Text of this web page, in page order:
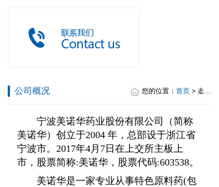
公司概况 您的位置： 首页> 走进美诺华 > 公司概况
宁波美诺华药业股份有限公司（简称
美诺华）创立于2004 年，总部设于浙江省
宁波市。 2017年4月 7日在上交所主板上
市，股票简称:美诺华，股票代码:603538。
美诺华是一家专业从事特色原料药(包